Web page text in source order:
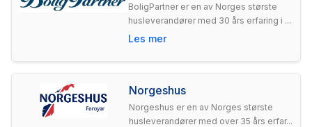
BoligPartner er en av Norges største
husleverandører med 30 års erfaring i ...
Les mer
Norgeshus
Norgeshus er en av Norges største
husleverandører med over 35 års erfar...